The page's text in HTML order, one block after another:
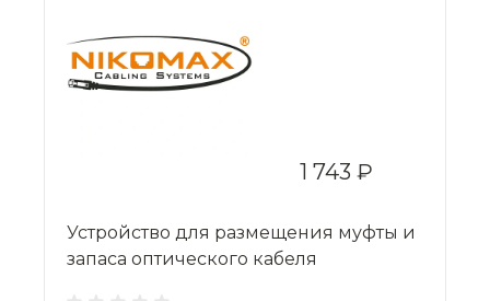
1 743 ₽
Устройство для размещения муфты и
запаса оптического кабеля